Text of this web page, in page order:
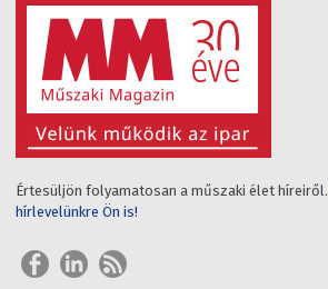
Értesüljön folyamatosan a műszaki élet híreiről.
hírlevelünkre Ön is!